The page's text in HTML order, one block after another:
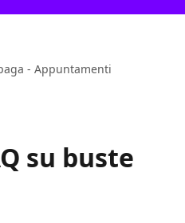
- Appuntamenti
su buste